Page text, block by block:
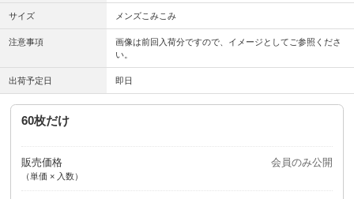
サイズ メンズこみこみ
注意事項
画像は前回入荷分ですので、イメージとしてご参照くださ
い。
出荷予定日 即日
60枚だけ
販売価格
（単価 × 入数）
会員のみ公開